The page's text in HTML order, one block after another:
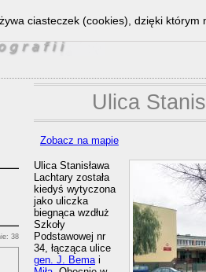
38
Ulica
Zobacz na mapie
Ulica Stanisława
Lachtary została
kiedyś wytyczona
jako uliczka
biegnąca wzdłuż
Szkoły
Podstawowej nr
34, łącząca ulice
gen. J. Bemai
ciasteczek (cookies), dzięki którym